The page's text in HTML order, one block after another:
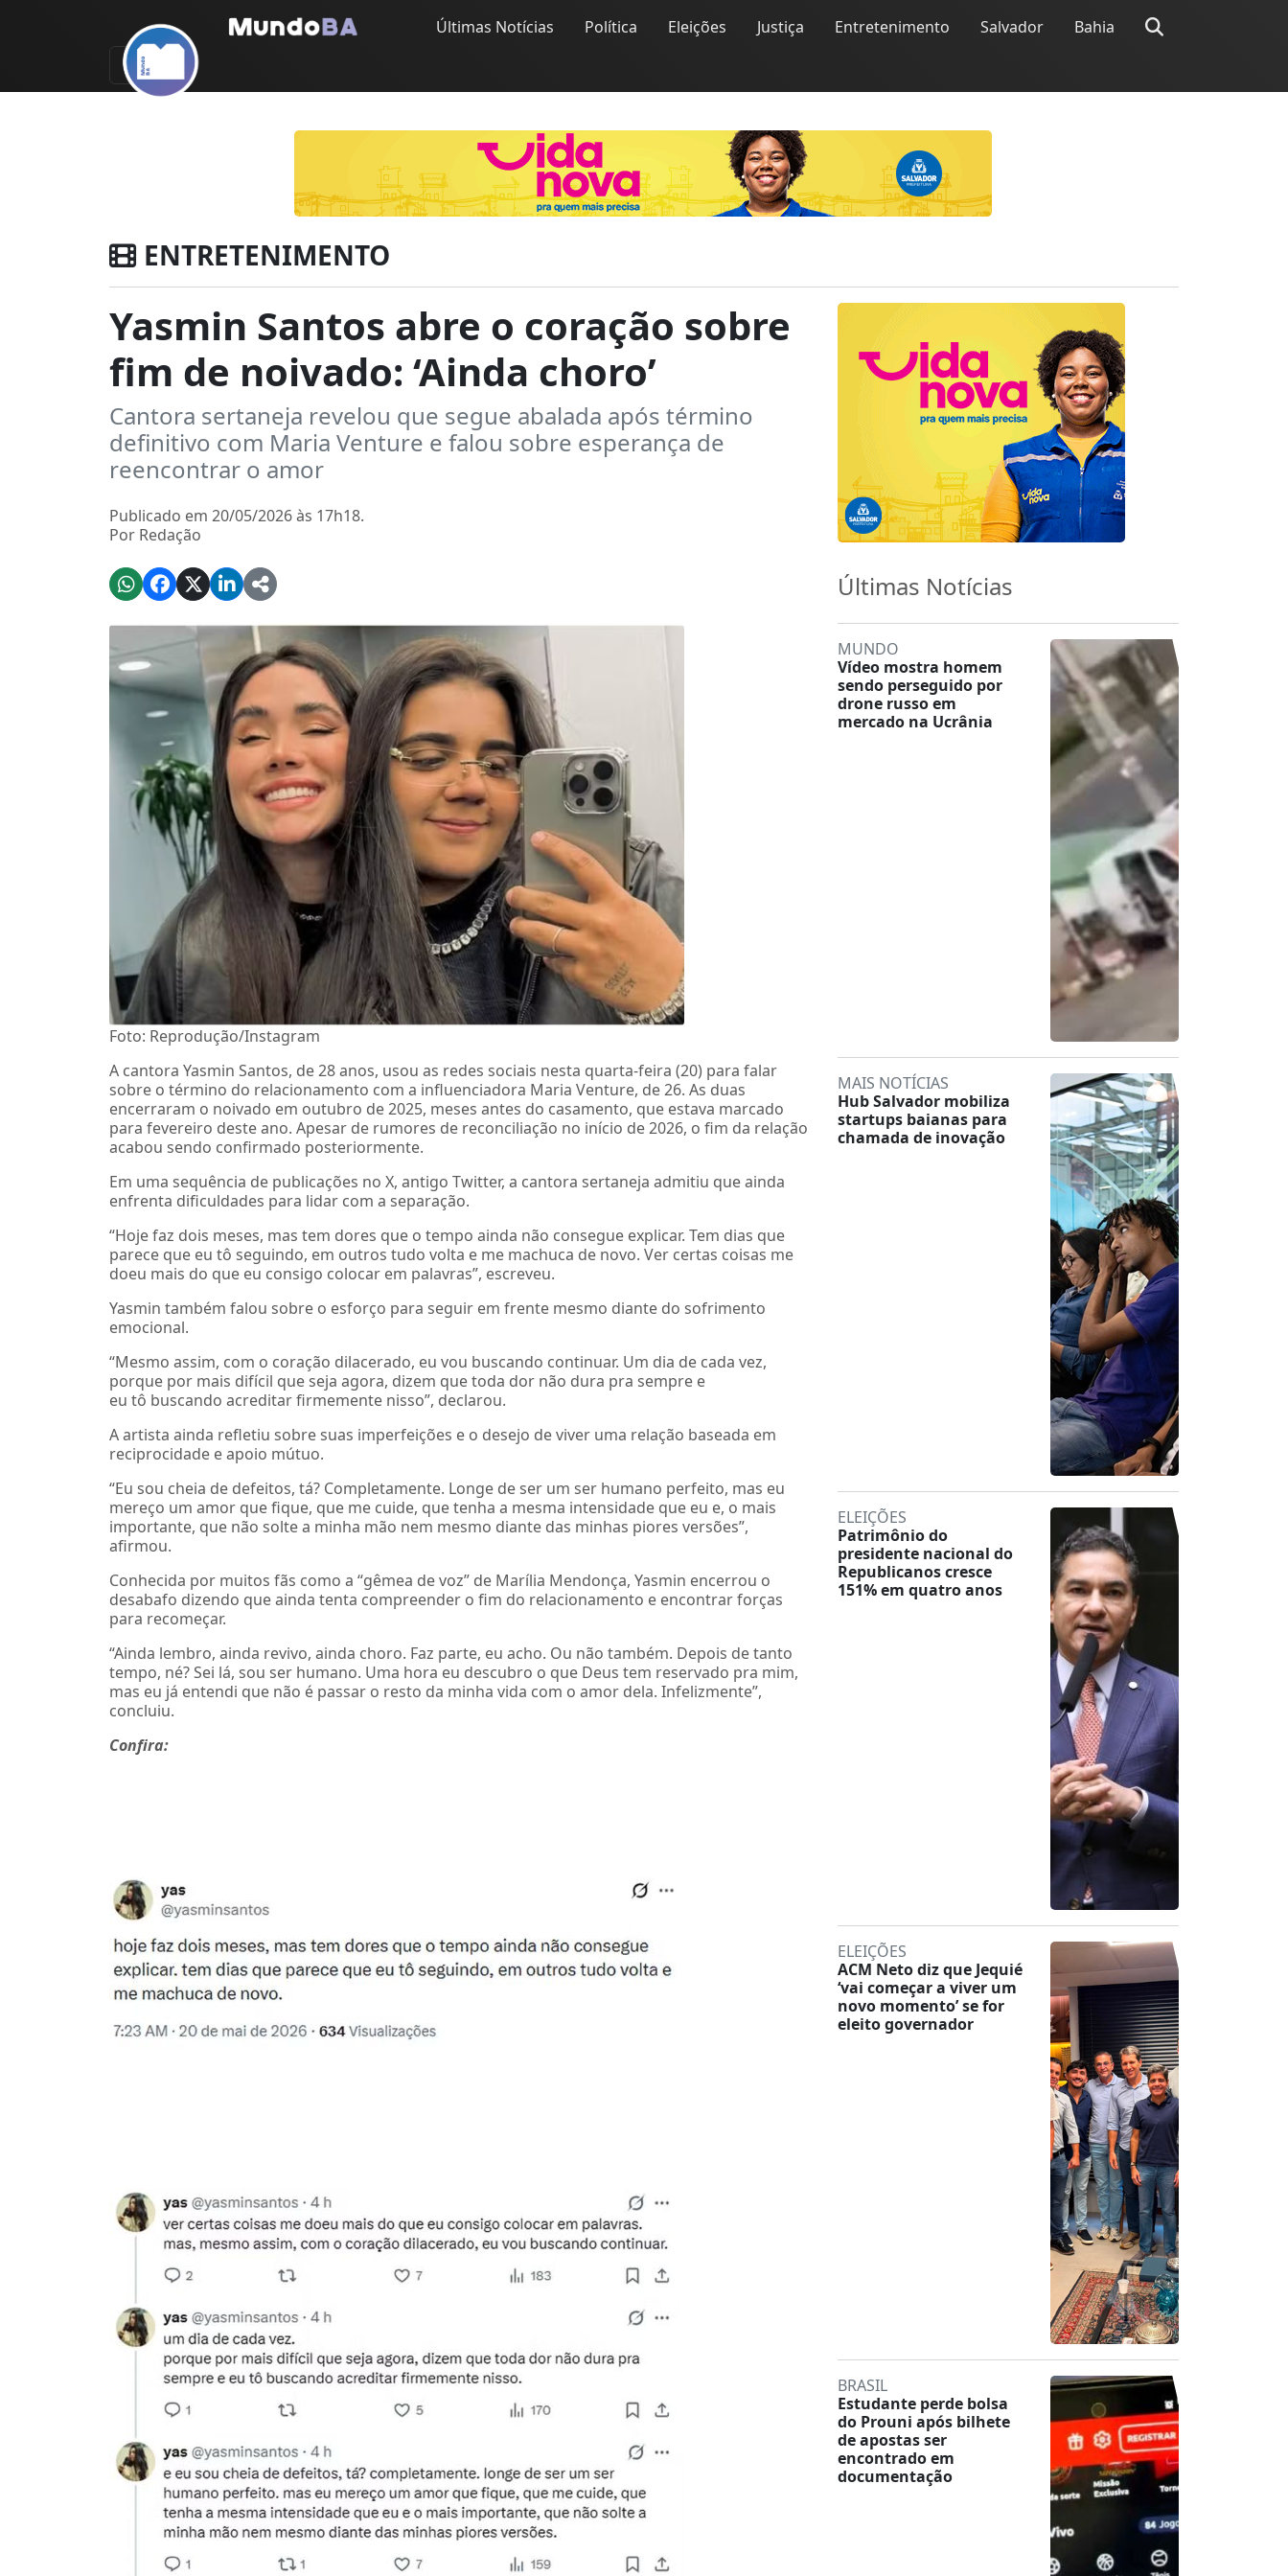
Últimas Notícias Política Eleições Justiça Entretenimento Salvador Bahia
ENTRETENIMENTO
Yasmin Santos abre o coração sobre
fim de noivado: ‘Ainda choro’
Cantora sertaneja revelou que segue abalada após término
definitivo com Maria Venture e falou sobre esperança de
reencontrar o amor
Publicado em 20/05/2026 às 17h18.
Por Redação
Foto: Reprodução/Instagram
A cantora Yasmin Santos, de 28 anos, usou as redes sociais nesta quarta-feira (20) para falar
sobre o término do relacionamento com a influenciadora Maria Venture, de 26. As duas
encerraram o noivado em outubro de 2025, meses antes do casamento, que estava marcado
para fevereiro deste ano. Apesar de rumores de reconciliação no início de 2026, o fim da relação
acabou sendo confirmado posteriormente.
Em uma sequência de publicações no X, antigo Twitter, a cantora sertaneja admitiu que ainda
enfrenta dificuldades para lidar com a separação.
“Hoje faz dois meses, mas tem dores que o tempo ainda não consegue explicar. Tem dias que
parece que eu tô seguindo, em outros tudo volta e me machuca de novo. Ver certas coisas me
doeu mais do que eu consigo colocar em palavras”, escreveu.
Yasmin também falou sobre o esforço para seguir em frente mesmo diante do sofrimento
emocional.
“Mesmo assim, com o coração dilacerado, eu vou buscando continuar. Um dia de cada vez,
porque por mais difícil que seja agora, dizem que toda dor não dura pra sempre e
eu tô buscando acreditar firmemente nisso”, declarou.
A artista ainda refletiu sobre suas imperfeições e o desejo de viver uma relação baseada em
reciprocidade e apoio mútuo.
“Eu sou cheia de defeitos, tá? Completamente. Longe de ser um ser humano perfeito, mas eu
mereço um amor que fique, que me cuide, que tenha a mesma intensidade que eu e, o mais
importante, que não solte a minha mão nem mesmo diante das minhas piores versões”,
afirmou.
Conhecida por muitos fãs como a “gêmea de voz” de Marília Mendonça, Yasmin encerrou o
desabafo dizendo que ainda tenta compreender o fim do relacionamento e encontrar forças
para recomeçar.
“Ainda lembro, ainda revivo, ainda choro. Faz parte, eu acho. Ou não também. Depois de tanto
tempo, né? Sei lá, sou ser humano. Uma hora eu descubro o que Deus tem reservado pra mim,
mas eu já entendi que não é passar o resto da minha vida com o amor dela. Infelizmente”,
concluiu.
Confira:
Últimas Notícias
MUNDO
Vídeo mostra homem
sendo perseguido por
drone russo em
mercado na Ucrânia
MAIS NOTÍCIAS
Hub Salvador mobiliza
startups baianas para
chamada de inovação
ELEIÇÕES
Patrimônio do
presidente nacional do
Republicanos cresce
151% em quatro anos
ELEIÇÕES
ACM Neto diz que Jequié
‘vai começar a viver um
novo momento’ se for
eleito governador
BRASIL
Estudante perde bolsa
do Prouni após bilhete
de apostas ser
encontrado em
documentação